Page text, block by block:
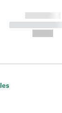
------------
-----------